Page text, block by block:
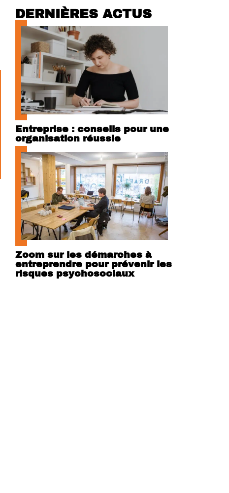
DERNIÈRES ACTUS
Entreprise : conseils pour une
organisation réussie
Zoom sur les démarches à
entreprendre pour prévenir les
risques psychosociaux